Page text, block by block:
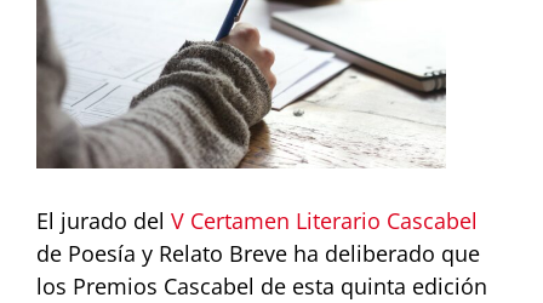
El jurado del V Certamen Literario Cascabel
de Poesía y Relato Breve ha deliberado que
los Premios Cascabel de esta quinta edición